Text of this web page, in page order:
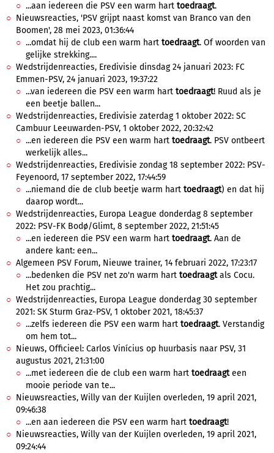
...aan iedereen die PSV een warm hart toedraagt.
Nieuwsreacties, 'PSV grijpt naast komst van Branco van den
Boomen', 28 mei 2023, 01:36:44
...omdat hij de club een warm hart toedraagt. Of woorden van
gelijke strekking....
Wedstrijdenreacties, Eredivisie dinsdag 24 januari 2023: FC
Emmen-PSV, 24 januari 2023, 19:37:22
...van iedereen die PSV een warm hart toedraagt! Ruud als je
een beetje ballen...
Wedstrijdenreacties, Eredivisie zaterdag 1 oktober 2022: SC
Cambuur Leeuwarden-PSV, 1 oktober 2022, 20:32:42
...en iedereen die PSV een warm hart toedraagt. PSV ontbeert
werkelijk alles...
Wedstrijdenreacties, Eredivisie zondag 18 september 2022: PSV-
Feyenoord, 17 september 2022, 17:44:59
...niemand die de club beetje warm hart toedraagt) en dat hij
daarop wordt...
Wedstrijdenreacties, Europa League donderdag 8 september
2022: PSV-FK Bodø/Glimt, 8 september 2022, 21:51:45
...en iedereen die PSV een warm hart toedraagt. Aan de
andere kant: een...
Algemeen PSV Forum, Nieuwe trainer, 14 februari 2022, 17:23:17
...bedenken die PSV net zo'n warm hart toedraagtals Cocu.
Het zou prachtig...
Wedstrijdenreacties, Europa League donderdag 30 september
2021: SK Sturm Graz-PSV, 1 oktober 2021, 18:45:37
...zelfs iedereen die PSV een warm hart toedraagt. Verstandig
om hem tot...
Nieuws, Officieel: Carlos Vinícius op huurbasis naar PSV, 31
augustus 2021, 21:31:00
...met iedereen die de club een warm hart toedraagteen
mooie periode van te...
Nieuwsreacties, Willy van der Kuijlen overleden, 19 april 2021,
09:46:38
...en aan iedereen die PSV een warm hart toedraagt!
Nieuwsreacties, Willy van der Kuijlen overleden, 19 april 2021,
09:24:44